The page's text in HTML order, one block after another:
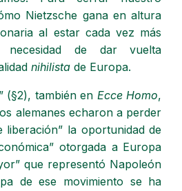
Nietzsche gana en altura
al estar cada vez más
de dar vuelta
nihilista de Europa.
(§2), también en Ecce Homo,
alemanes echaron a perder
liberación” la oportunidad de
otorgada a Europa
que representó Napoleón
de ese movimiento se ha